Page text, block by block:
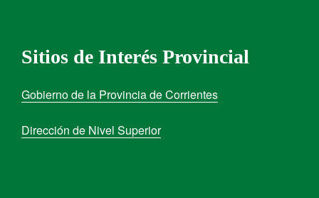
Sitios de Interés Provincial
Gobierno de la Provincia de Corrientes
Dirección de Nivel Superior